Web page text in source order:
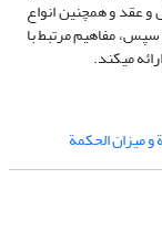
و عقد و هم‏چنین انواع
مفاهیم مرتبط با
می‏کند.
و میزان الحکمة